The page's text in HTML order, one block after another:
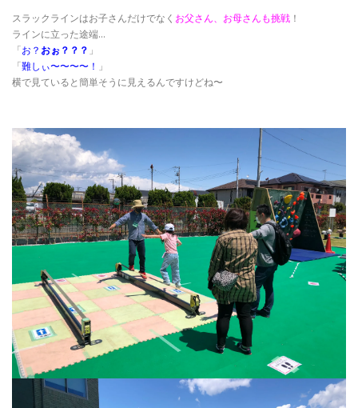
スラックラインはお子さんだけでなく お父さん、お母さんも挑戦 ！
ラインに立った途端…
「お？ おぉ？？？ 」
「難しぃ〜〜〜〜！ 」
横で見ていると簡単そうに見えるんですけどね〜